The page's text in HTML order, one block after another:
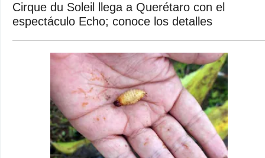
Cirque du Soleil llega a Querétaro con el
espectáculo Echo; conoce los detalles